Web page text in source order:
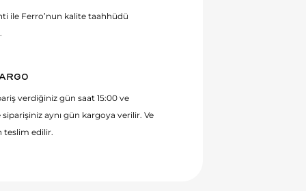
ile Ferro’nun kalite taahhüdü
verdiğiniz gün saat 15:00 ve
siparişiniz aynı gün kargoya verilir. Ve
teslim edilir.